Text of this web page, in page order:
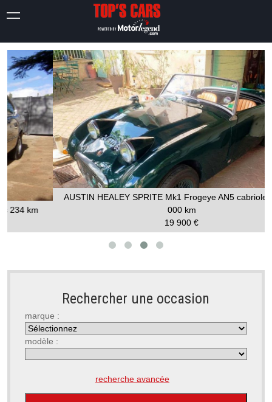
AUSTIN HEALEY SPRITE Mk1 Frogeye AN5 cabriolet Vert 27
Rechercher une occasion
marque :
modèle :
recherche avancée